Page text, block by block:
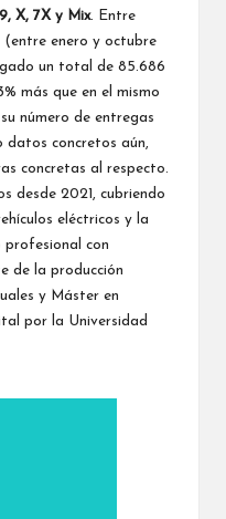
X, 7X y Mix. Entre
(entre enero y octubre
un total de 85.686
más que en el mismo
número de entregas
concretos aún,
concretas al respecto.
desde 2021, cubriendo
eléctricos y la
con
de la producción
y Máster en
por la Universidad